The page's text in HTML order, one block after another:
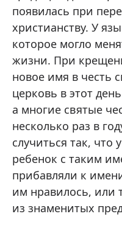
появилась при
христианству. У
которое могло
жизни. При
новое имя в честь
церковь в этот
а многие святые
несколько раз в
случиться так, что
ребенок с таким
прибавляли к
им нравилось, или
из знаменитых